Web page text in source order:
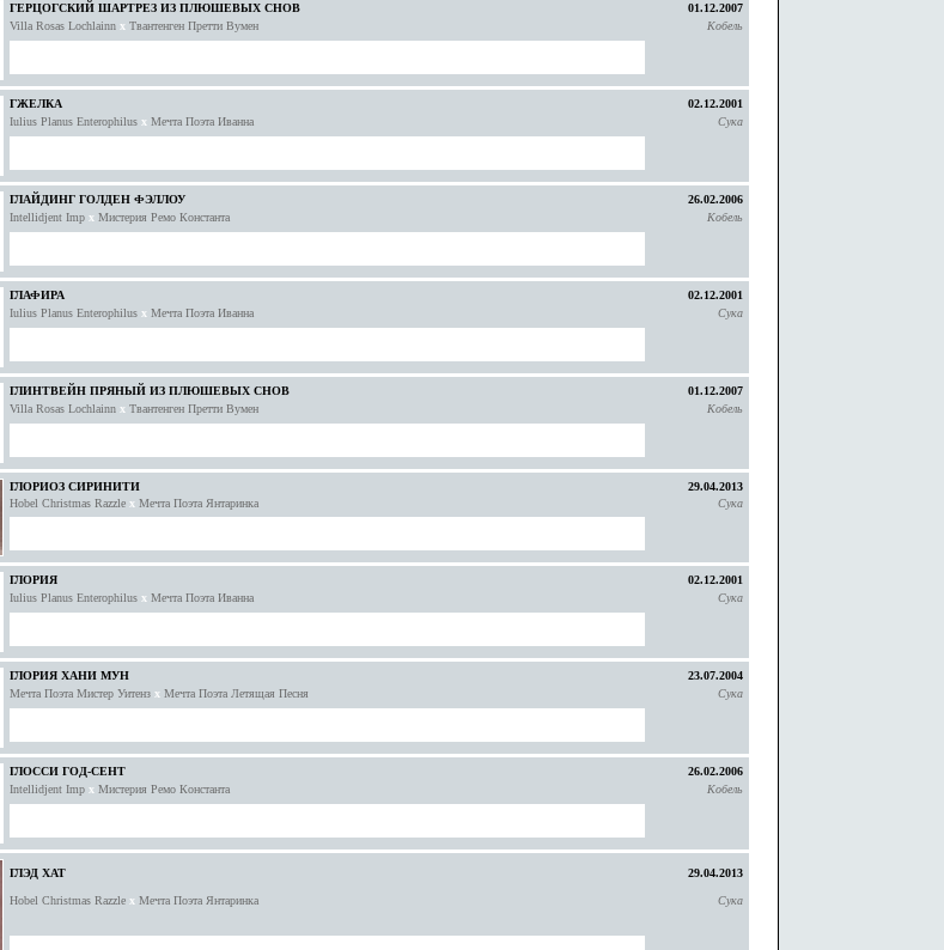
ГЕРЦОГСКИЙ ШАРТРЕЗ ИЗ ПЛЮШЕВЫХ СНОВ
01.12.2007
Villa Rosas Lochlainn x Твантенген Претти Вумен Кобель
ГЖЕЛКА
02.12.2001
Iulius Planus Enterophilus x Мечта Поэта Иванна Сука
ГЛАЙДИНГ ГОЛДЕН ФЭЛЛОУ
26.02.2006
Intellidjent Imp x Мистерия Ремо Константа Кобель
ГЛАФИРА
02.12.2001
Iulius Planus Enterophilus x Мечта Поэта Иванна Сука
ГЛИНТВЕЙН ПРЯНЫЙ ИЗ ПЛЮШЕВЫХ СНОВ
01.12.2007
Villa Rosas Lochlainn x Твантенген Претти Вумен Кобель
ГЛОРИОЗ СИРИНИТИ
29.04.2013
Hobel Christmas Razzle x Мечта Поэта Янтаринка Сука
ГЛОРИЯ
02.12.2001
Iulius Planus Enterophilus x Мечта Поэта Иванна Сука
ГЛОРИЯ ХАНИ МУН
23.07.2004
Мечта Поэта Мистер Уитенз x Мечта Поэта Летящая Песня Сука
ГЛОССИ ГОД-СЕНТ
26.02.2006
Intellidjent Imp x Мистерия Ремо Константа Кобель
ГЛЭД ХАТ 29.04.2013
Hobel Christmas Razzle x Мечта Поэта Янтаринка Сука